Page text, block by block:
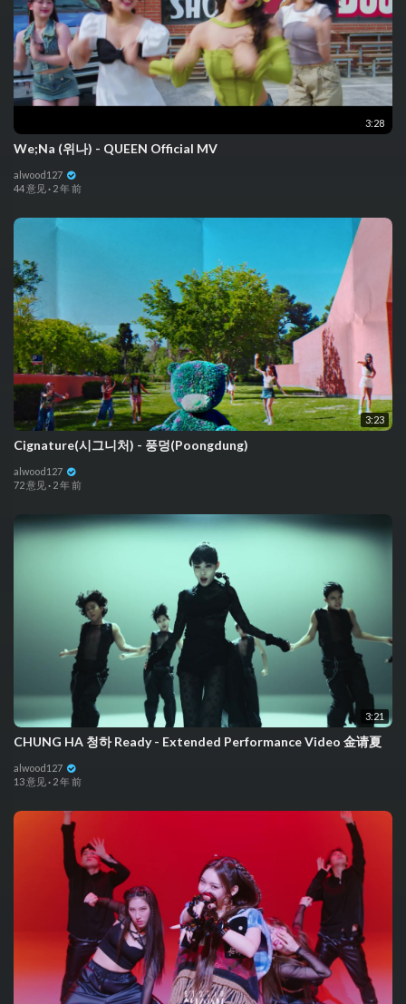
3:28
We;Na (위나) - QUEEN Official MV
alwood127
44 意见 · 2 年 前
3:23
Cignature(시그니처) - 풍덩(Poongdung)
alwood127
72 意见· 2 年 前
3:21
CHUNG HA 청하 Ready - Extended Performance Video 金请夏
alwood127
13 意见· 2 年 前